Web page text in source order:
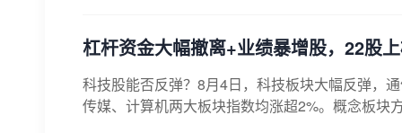
杠杆资金大幅撤离+业绩暴增股，22股
科技股能否反弹？8月4日，科技板块大幅反弹，
传媒、计算机两大板块指数均涨超2%。概念板块